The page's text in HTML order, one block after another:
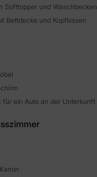
Softtopper und Waschbecken
Bettdecke und Kopfkissen
für ein Auto an der Unterkunft